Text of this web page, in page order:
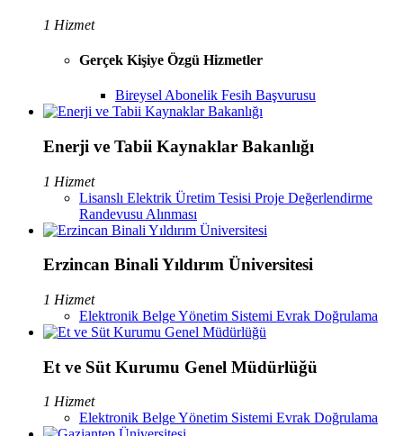
1 Hizmet
Gerçek Kişiye Özgü Hizmetler
Bireysel Abonelik Fesih Başvurusu
Enerji ve Tabii Kaynaklar Bakanlığı
1 Hizmet
Lisanslı Elektrik Üretim Tesisi Proje Değerlendirme
Randevusu Alınması
Erzincan Binali Yıldırım Üniversitesi
1 Hizmet
Elektronik Belge Yönetim Sistemi Evrak Doğrulama
Et ve Süt Kurumu Genel Müdürlüğü
1 Hizmet
Elektronik Belge Yönetim Sistemi Evrak Doğrulama